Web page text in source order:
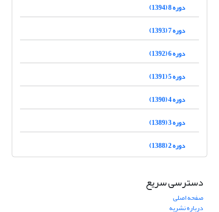
دوره 8 (1394)
دوره 7 (1393)
دوره 6 (1392)
دوره 5 (1391)
دوره 4 (1390)
دوره 3 (1389)
دوره 2 (1388)
دسترسی سریع
صفحه اصلی
درباره نشریه